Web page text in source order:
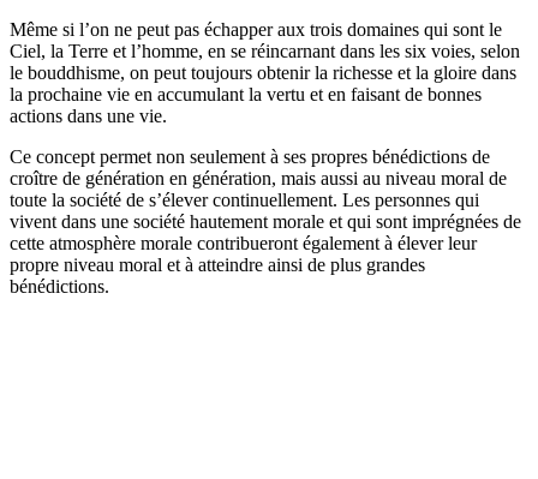
Même si l’on ne peut pas échapper aux trois domaines qui sont le
Ciel, la Terre et l’homme, en se réincarnant dans les six voies, selon
le bouddhisme, on peut toujours obtenir la richesse et la gloire dans
la prochaine vie en accumulant la vertu et en faisant de bonnes
actions dans une vie.
Ce concept permet non seulement à ses propres bénédictions de
croître de génération en génération, mais aussi au niveau moral de
toute la société de s’élever continuellement. Les personnes qui
vivent dans une société hautement morale et qui sont imprégnées de
cette atmosphère morale contribueront également à élever leur
propre niveau moral et à atteindre ainsi de plus grandes
bénédictions.